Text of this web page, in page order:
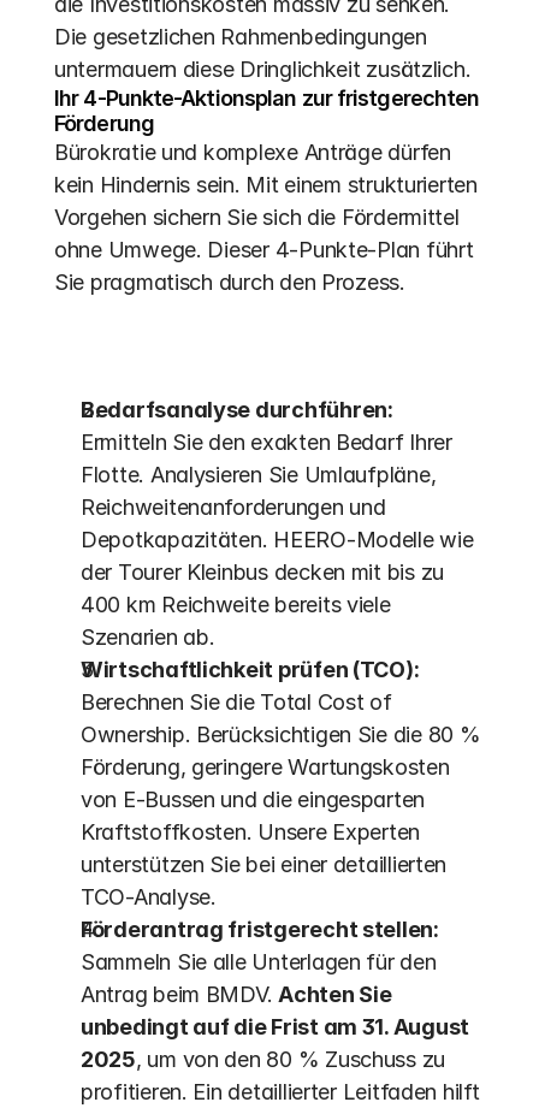
Die gesetzlichen Rahmenbedingungen
untermauern diese Dringlichkeit zusätzlich.
Ihr 4-Punkte-Aktionsplan zur fristgerechten
Förderung
Bürokratie und komplexe Anträge dürfen
kein Hindernis sein. Mit einem strukturierten
Vorgehen sichern Sie sich die Fördermittel
ohne Umwege. Dieser 4-Punkte-Plan führt
Sie pragmatisch durch den Prozess.
Bedarfsanalyse durchführen:
Ermitteln Sie den exakten Bedarf Ihrer
Flotte. Analysieren Sie Umlaufpläne,
Reichweitenanforderungen und
Depotkapazitäten. HEERO-Modelle wie
der Tourer Kleinbus decken mit bis zu
400 km Reichweite bereits viele
Szenarien ab.
Wirtschaftlichkeit prüfen (TCO):
Berechnen Sie die Total Cost of
Ownership. Berücksichtigen Sie die 80 %
Förderung, geringere Wartungskosten
von E-Bussen und die eingesparten
Kraftstoffkosten. Unsere Experten
unterstützen Sie bei einer detaillierten
TCO-Analyse.
Förderantrag fristgerecht stellen:
Sammeln Sie alle Unterlagen für den
Antrag beim BMDV. Achten Sie
unbedingt auf die Frist am 31. August
2025, um von den 80 % Zuschuss zu
profitieren. Ein detaillierter Leitfaden hilft